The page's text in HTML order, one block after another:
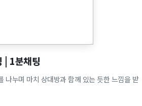
| 1분채팅
나누며 마치 상대방과 함께 있는 듯한 느낌을 받